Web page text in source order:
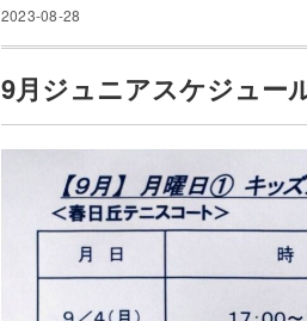
2023-08-28
9月ジュニアスケジュー